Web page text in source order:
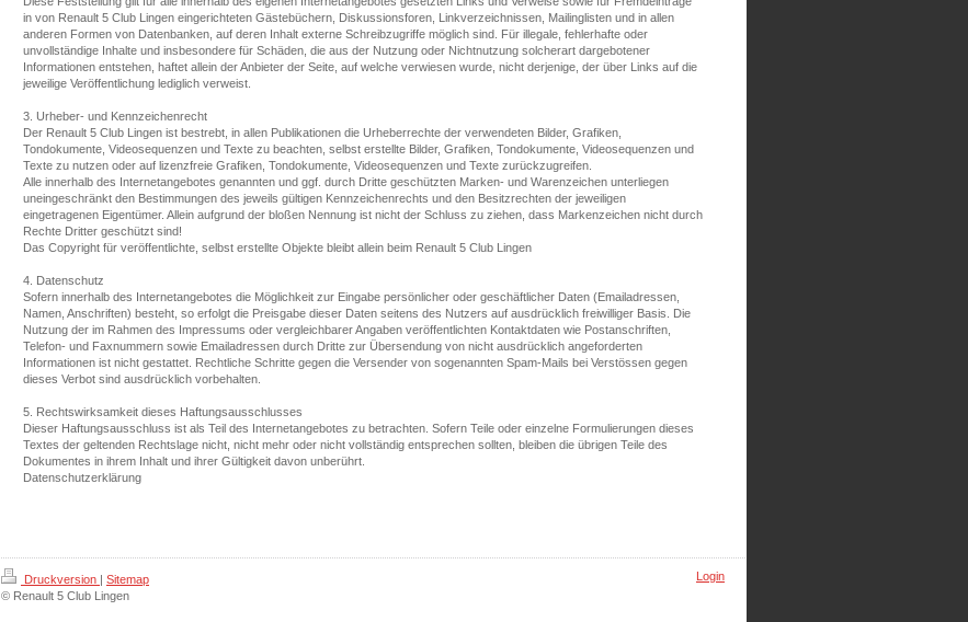
in von Renault 5 Club Lingen eingerichteten Gästebüchern, Diskussionsforen, Linkverzeichnissen, Mailinglisten und in allen
anderen Formen von Datenbanken, auf deren Inhalt externe Schreibzugriffe möglich sind. Für illegale, fehlerhafte oder
unvollständige Inhalte und insbesondere für Schäden, die aus der Nutzung oder Nichtnutzung solcherart dargebotener
Informationen entstehen, haftet allein der Anbieter der Seite, auf welche verwiesen wurde, nicht derjenige, der über Links auf die
jeweilige Veröffentlichung lediglich verweist.
3. Urheber- und Kennzeichenrecht
Der Renault 5 Club Lingen ist bestrebt, in allen Publikationen die Urheberrechte der verwendeten Bilder, Grafiken,
Tondokumente, Videosequenzen und Texte zu beachten, selbst erstellte Bilder, Grafiken, Tondokumente, Videosequenzen und
Texte zu nutzen oder auf lizenzfreie Grafiken, Tondokumente, Videosequenzen und Texte zurückzugreifen.
Alle innerhalb des Internetangebotes genannten und ggf. durch Dritte geschützten Marken- und Warenzeichen unterliegen
uneingeschränkt den Bestimmungen des jeweils gültigen Kennzeichenrechts und den Besitzrechten der jeweiligen
eingetragenen Eigentümer. Allein aufgrund der bloßen Nennung ist nicht der Schluss zu ziehen, dass Markenzeichen nicht durch
Rechte Dritter geschützt sind!
Das Copyright für veröffentlichte, selbst erstellte Objekte bleibt allein beim Renault 5 Club Lingen
4. Datenschutz
Sofern innerhalb des Internetangebotes die Möglichkeit zur Eingabe persönlicher oder geschäftlicher Daten (Emailadressen,
Namen, Anschriften) besteht, so erfolgt die Preisgabe dieser Daten seitens des Nutzers auf ausdrücklich freiwilliger Basis. Die
Nutzung der im Rahmen des Impressums oder vergleichbarer Angaben veröffentlichten Kontaktdaten wie Postanschriften,
Telefon- und Faxnummern sowie Emailadressen durch Dritte zur Übersendung von nicht ausdrücklich angeforderten
Informationen ist nicht gestattet. Rechtliche Schritte gegen die Versender von sogenannten Spam-Mails bei Verstössen gegen
dieses Verbot sind ausdrücklich vorbehalten.
5. Rechtswirksamkeit dieses Haftungsausschlusses
Dieser Haftungsausschluss ist als Teil des Internetangebotes zu betrachten. Sofern Teile oder einzelne Formulierungen dieses
Textes der geltenden Rechtslage nicht, nicht mehr oder nicht vollständig entsprechen sollten, bleiben die übrigen Teile des
Dokumentes in ihrem Inhalt und ihrer Gültigkeit davon unberührt.
Datenschutzerklärung
Druckversion | Sitemap
© Renault 5 Club Lingen
Login